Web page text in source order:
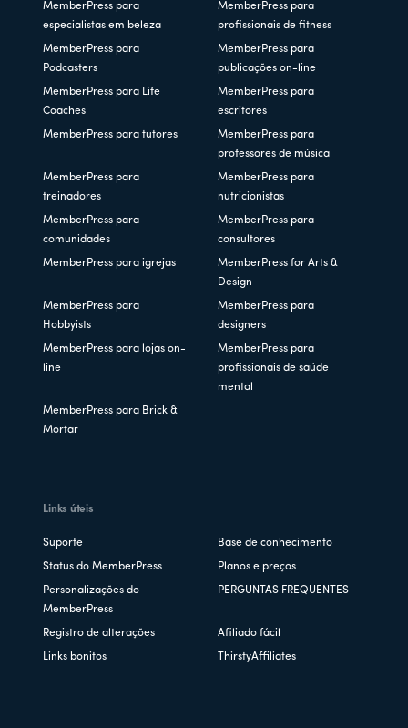
MemberPress para
especialistas em beleza
MemberPress para
profissionais de fitness
MemberPress para
Podcasters
MemberPress para
publicações on-line
MemberPress para Life
Coaches
MemberPress para
escritores
MemberPress para tutores
MemberPress para
professores de música
MemberPress para
treinadores
MemberPress para
nutricionistas
MemberPress para
comunidades
MemberPress para
consultores
MemberPress para igrejas
MemberPress for Arts &
Design
MemberPress para
Hobbyists
MemberPress para
designers
MemberPress para lojas on-
line
MemberPress para
profissionais de saúde
mental
MemberPress para Brick &
Mortar
Links úteis
Suporte Base de conhecimento
Status do MemberPress Planos e preços
Personalizações do
MemberPress
PERGUNTAS FREQUENTES
Registro de alterações Afiliado fácil
Links bonitos ThirstyAffiliates